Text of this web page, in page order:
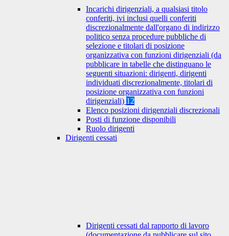
Incarichi dirigenziali, a qualsiasi titolo
conferiti, ivi inclusi quelli conferiti
discrezionalmente dall'organo di indirizzo
politico senza procedure pubbliche di
selezione e titolari di posizione
organizzativa con funzioni dirigenziali (da
pubblicare in tabelle che distinguano le
seguenti situazioni: dirigenti, dirigenti
individuati discrezionalmente, titolari di
posizione organizzativa con funzioni
dirigenziali) 12
Elenco posizioni dirigenziali discrezionali
Posti di funzione disponibili
Ruolo dirigenti
Dirigenti cessati
Dirigenti cessati dal rapporto di lavoro